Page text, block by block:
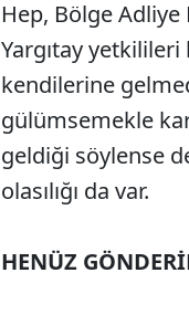
Hep, Bölge Adliye
Yargıtay
kendilerine
gülümsemekle
geldiği söylense
olasılığı da var.
HENÜZ